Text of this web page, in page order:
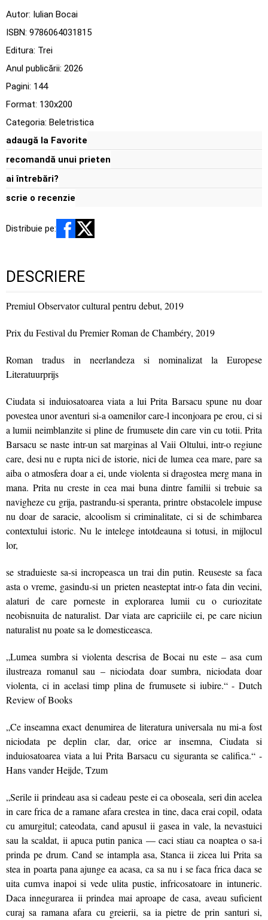
Autor: Iulian Bocai
ISBN: 9786064031815
Editura: Trei
Anul publicării: 2026
Pagini: 144
Format: 130x200
Categoria: Beletristica
adaugă la Favorite
recomandă unui prieten
ai întrebări?
scrie o recenzie
Distribuie pe:
DESCRIERE
Premiul Observator cultural pentru debut, 2019
Prix du Festival du Premier Roman de Chambéry, 2019
Roman tradus in neerlandeza si nominalizat la Europese
Literatuurprijs
Ciudata si induiosatoarea viata a lui Prita Barsacu spune nu doar
povestea unor aventuri si-a oamenilor care-l inconjoara pe erou, ci si
a lumii neimblanzite si pline de frumusete din care vin cu totii. Prita
Barsacu se naste intr-un sat marginas al Vaii Oltului, intr-o regiune
care, desi nu e rupta nici de istorie, nici de lumea cea mare, pare sa
aiba o atmosfera doar a ei, unde violenta si dragostea merg mana in
mana. Prita nu creste in cea mai buna dintre familii si trebuie sa
navigheze cu grija, pastrandu-si speranta, printre obstacolele impuse
nu doar de saracie, alcoolism si criminalitate, ci si de schimbarea
contextului istoric. Nu le intelege intotdeauna si totusi, in mijlocul
lor,
se straduieste sa-si incropeasca un trai din putin. Reuseste sa faca
asta o vreme, gasindu-si un prieten neasteptat intr-o fata din vecini,
alaturi de care porneste in explorarea lumii cu o curiozitate
neobisnuita de naturalist. Dar viata are capriciile ei, pe care niciun
naturalist nu poate sa le domesticeasca.
„Lumea sumbra si violenta descrisa de Bocai nu este – asa cum
ilustreaza romanul sau – niciodata doar sumbra, niciodata doar
violenta, ci in acelasi timp plina de frumusete si iubire.“ - Dutch
Review of Books
„Ce inseamna exact denumirea de literatura universala nu mi-a fost
niciodata pe deplin clar, dar, orice ar insemna, Ciudata si
induiosatoarea viata a lui Prita Barsacu cu siguranta se califica.“ -
Hans vander Heijde, Tzum
„Serile ii prindeau asa si cadeau peste ei ca oboseala, seri din acelea
in care frica de a ramane afara crestea in tine, daca erai copil, odata
cu amurgitul; cateodata, cand apusul ii gasea in vale, la nevastuici
sau la scaldat, ii apuca putin panica — caci stiau ca noaptea o sa-i
prinda pe drum. Cand se intampla asa, Stanca ii zicea lui Prita sa
stea in poarta pana ajunge ea acasa, ca sa nu i se faca frica daca se
uita cumva inapoi si vede ulita pustie, infricosatoare in intuneric.
Daca innegurarea ii prindea mai aproape de casa, aveau suficient
curaj sa ramana afara cu greierii, sa ia pietre de prin santuri si,